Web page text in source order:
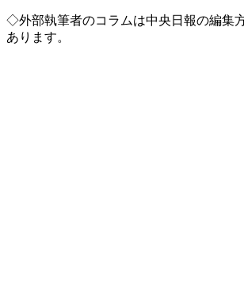
◇外部執筆者のコラムは中央日報の編集
あります。